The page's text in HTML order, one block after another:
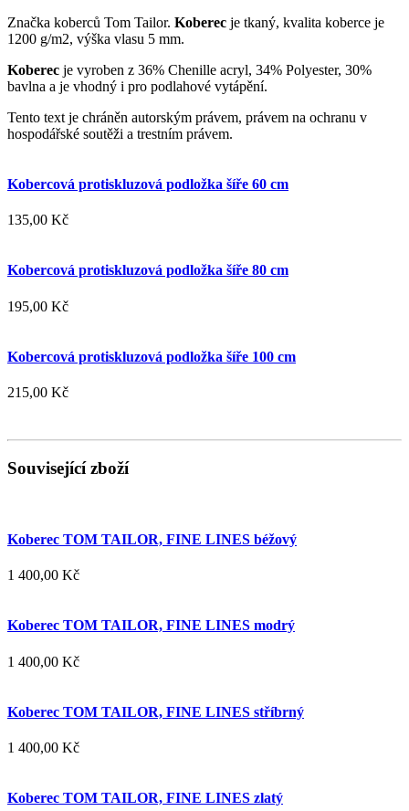
Značka koberců Tom Tailor. Koberec je tkaný, kvalita koberce je
1200 g/m2, výška vlasu 5 mm.
Koberec je vyroben z 36% Chenille acryl, 34% Polyester, 30%
bavlna a je vhodný i pro podlahové vytápění.
Tento text je chráněn autorským právem, právem na ochranu v
hospodářské soutěži a trestním právem.
Kobercová protiskluzová podložka šíře 60 cm
135,00 Kč
Kobercová protiskluzová podložka šíře 80 cm
195,00 Kč
Kobercová protiskluzová podložka šíře 100 cm
215,00 Kč
Související zboží
Koberec TOM TAILOR, FINE LINES béžový
1 400,00 Kč
Koberec TOM TAILOR, FINE LINES modrý
1 400,00 Kč
Koberec TOM TAILOR, FINE LINES stříbrný
1 400,00 Kč
Koberec TOM TAILOR, FINE LINES zlatý